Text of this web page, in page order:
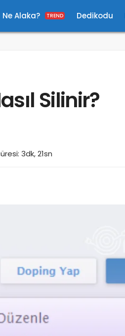
Ne Alaka? TREND Dedikodu
Silinir?
3dk, 21sn